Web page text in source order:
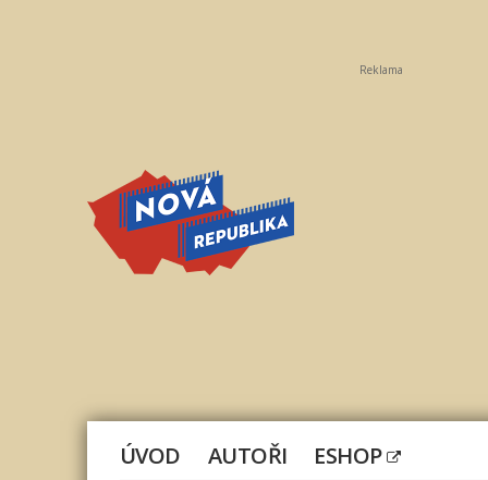
Reklama
ÚVOD AUTOŘI ESHOP